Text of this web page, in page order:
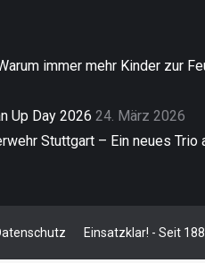
immer mehr Kinder zur
Up Day 2026 24. März 2026
Stuttgart – Ein neues Trio
Einsatzklar! - Seit